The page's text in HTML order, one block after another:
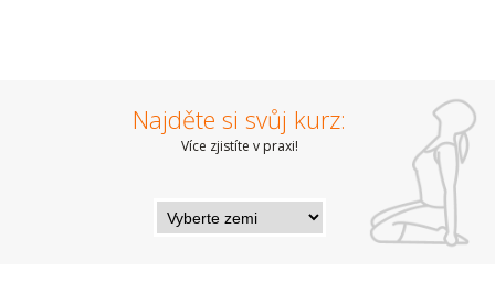
Najděte si svůj kurz:
Více zjistíte v praxi!